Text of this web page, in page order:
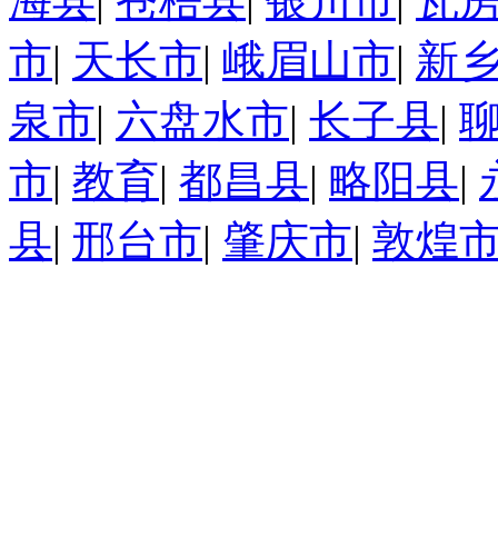
市| 天长市| 峨眉山市| 新
泉市| 六盘水市| 长子县|
市| 教育| 都昌县| 略阳县|
县| 邢台市| 肇庆市| 敦煌